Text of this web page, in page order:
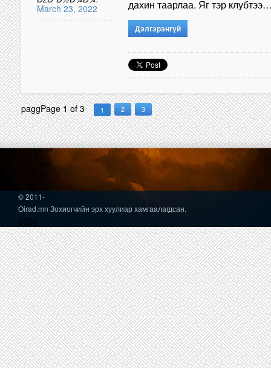
March 23, 2022
дахин таарлаа. Яг тэр
Дэлгэрэнгүй
paggPage 1 of 3 1 2 3
© 2011-
Oirad.mn Зохиогчийн эрх хуулиар хамгаалагдсан.
2026